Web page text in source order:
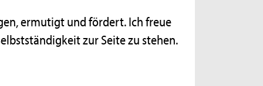
ermutigt und fördert. Ich freue
zur Seite zu stehen.